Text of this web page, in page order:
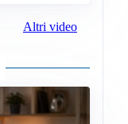
Altri video